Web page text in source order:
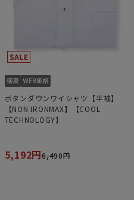
ボタンダウンワイシャツ【半袖】
【NON IRONMAX】【COOL
TECHNOLOGY】
5,192円6,490円